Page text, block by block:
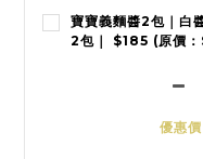
寶寶義麵醬2包｜白
2包｜ $185 (原價
優惠